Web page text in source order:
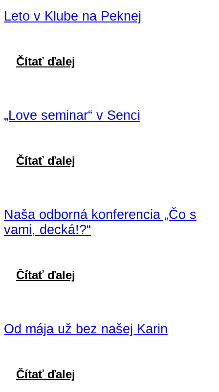
Leto v Klube na Peknej
Čítať ďalej
„Love seminar“ v Senci
Čítať ďalej
Naša odborná konferencia „Čo s
vami, decká!?“
Čítať ďalej
Od mája už bez našej Karin
Čítať ďalej